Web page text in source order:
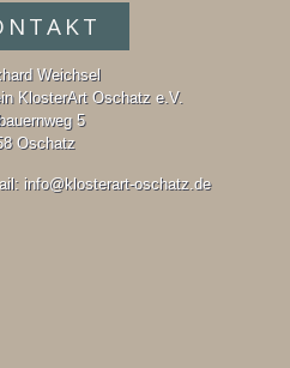
Weichsel
KlosterArt Oschatz e.V.
5
Oschatz
info@klosterart-oschatz.de